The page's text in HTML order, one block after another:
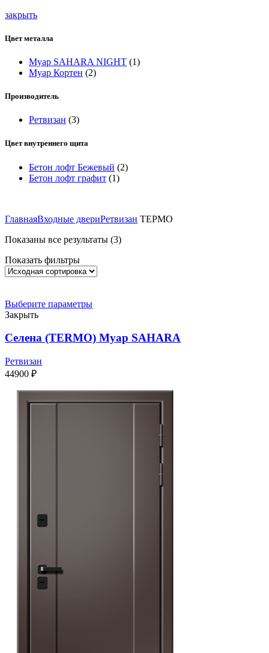
закрыть
Цвет металла
Муар SAHARA NIGHT (1)
Муар Кортен (2)
Производитель
Ретвизан (3)
Цвет внутреннего щита
Бетон лофт Бежевый (2)
Бетон лофт графит (1)
ГлавнаяВходные двериРетвизан ТЕРМО
Показаны все результаты (3)
Показать фильтры
Выберите параметры
Закрыть
Селена (TERMO) Муар SAHARA
Ретвизан
44900 ₽